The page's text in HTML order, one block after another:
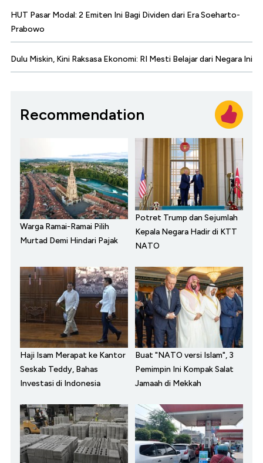
HUT Pasar Modal: 2 Emiten Ini Bagi Dividen dari Era Soeharto-
Prabowo
Dulu Miskin, Kini Raksasa Ekonomi: RI Mesti Belajar dari Negara Ini
Recommendation
Warga Ramai-Ramai Pilih
Murtad Demi Hindari Pajak
Potret Trump dan Sejumlah
Kepala Negara Hadir di KTT
NATO
Haji Isam Merapat ke Kantor
Seskab Teddy, Bahas
Investasi di Indonesia
Buat "NATO versi Islam", 3
Pemimpin Ini Kompak Salat
Jamaah di Mekkah